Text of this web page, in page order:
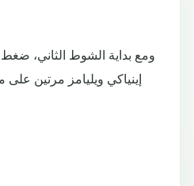
ومع بداية الشوط الثاني، ضغط
إينياكي ويليامز مرتين